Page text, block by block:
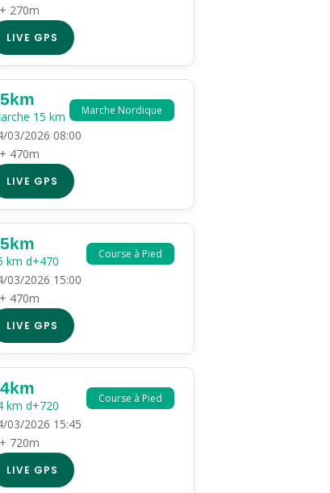
270m
LIVE GPS
Marche Nordique
15 km
03/2026 08:00
470m
LIVE GPS
Course à Pied
km d+470
03/2026 15:00
470m
LIVE GPS
Course à Pied
km d+720
03/2026 15:45
720m
LIVE GPS